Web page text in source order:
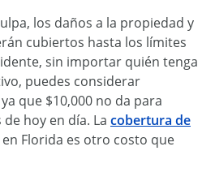
los daños a la propiedad y
cubiertos hasta los límites
sin importar quién tenga
puedes considerar
que $10,000 no da para
hoy en día. La cobertura de
en Florida es otro costo que